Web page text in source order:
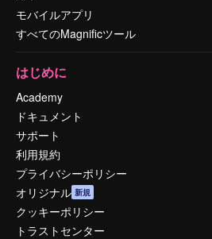
モバイルアプリ
すべてのMagnificツール
はじめに
Academy
ドキュメント
サポート
利用規約
プライバシーポリシー
オリジナル 新規
クッキーポリシー
トラストセンター